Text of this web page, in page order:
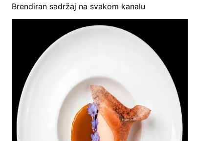
Brendiran sadržaj na svakom kanalu